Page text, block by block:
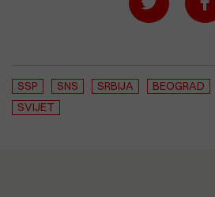
SSP SNS SRBIJA BEOGRAD
SVIJET